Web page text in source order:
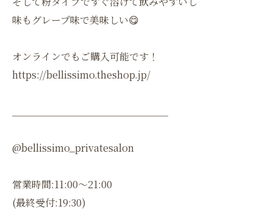
味もグレープ味で美味しい😋
オンラインでもご購入可能です！
https://bellissimo.theshop.jp/
@bellissimo_privatesalon
営業時間:11:00〜21:00
(最終受付:19:30)